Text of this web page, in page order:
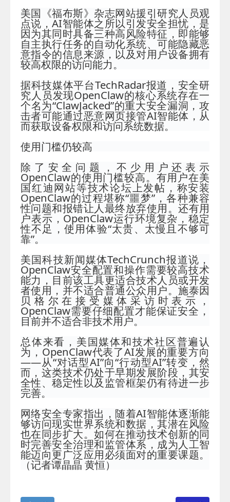
美国《福布斯》杂志网站援引研究人员观
点说，AI智能体之所以引发安全担忧，是
因为其同时具备三种高风险特征，即能够
自主执行任务的自动化系统、可能隐藏恶
意指令的信息来源，以及对用户设备拥有
较高权限的访问能力。
据科技媒体平台TechRadar报道，安全研
究人员发现OpenClaw的核心系统存在一
个名为“ClawJacked”的重大安全漏洞，攻
击者可能通过恶意网页接管AI智能体，从
而获取设备权限和访问系统数据。
使用门槛仍较高
除了安全问题，不少用户还表示
OpenClaw的使用门槛较高。有用户在美
国红迪网站等技术论坛上发帖，称安装
OpenClaw的过程堪称“噩梦”，各种兼容
性问题和报错让人最终放弃使用。还有用
户表示，OpenClaw运行环境复杂，稳定
性不足，使用体验“太贵、太慢且不够可
靠”。
美国科技新闻媒体TechCrunch报道说，
OpenClaw安全配置和操作需要较高技术
能力，目前该工具更适合技术人员或开发
者使用，并不适合普通公众用户。施泰因
贝格尔在接受媒体采访时表示，
OpenClaw需要仔细配置才能保证安全，
目前并不适合非技术用户。
总体来看，美国媒体和技术社区普遍认
为，OpenClaw代表了AI发展的重要方向
——从“对话型AI”向“行动型AI”转变，然
而，这类技术仍处于早期发展阶段，其安
全性、稳定性以及监管框架仍有待进一步
完善。
网络安全专家指出，随着AI智能体逐渐能
够访问现实世界系统和数据，其潜在风险
也在同步扩大。如何在推动技术创新的同
时完善安全治理和监管体系，成为人工智
能迈向更广泛应用必须面对的重要课题。
（记者谭晶晶 黄恒）